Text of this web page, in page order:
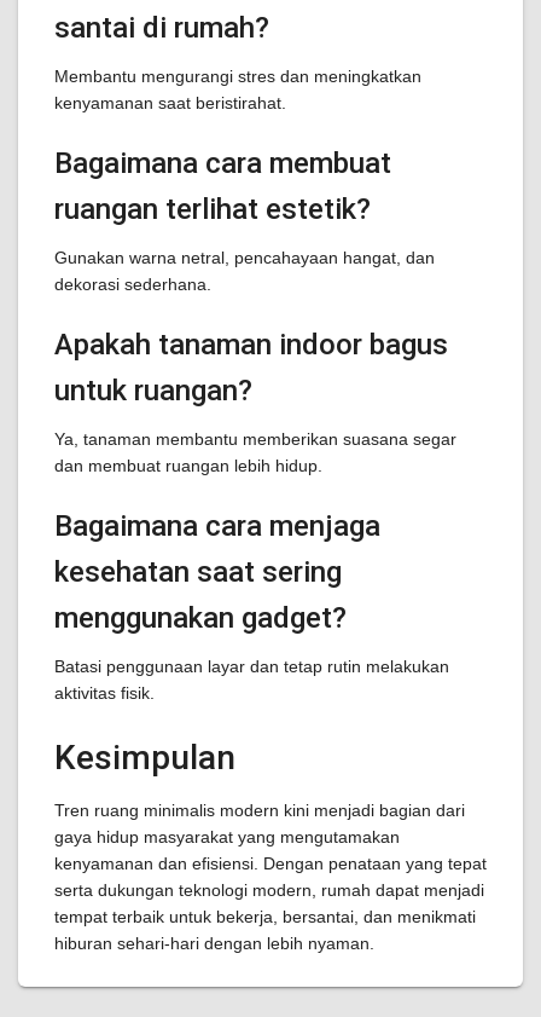
santai di rumah?
Membantu mengurangi stres dan meningkatkan
kenyamanan saat beristirahat.
Bagaimana cara membuat
ruangan terlihat estetik?
Gunakan warna netral, pencahayaan hangat, dan
dekorasi sederhana.
Apakah tanaman indoor bagus
untuk ruangan?
Ya, tanaman membantu memberikan suasana segar
dan membuat ruangan lebih hidup.
Bagaimana cara menjaga
kesehatan saat sering
menggunakan gadget?
Batasi penggunaan layar dan tetap rutin melakukan
aktivitas fisik.
Kesimpulan
Tren ruang minimalis modern kini menjadi bagian dari
gaya hidup masyarakat yang mengutamakan
kenyamanan dan efisiensi. Dengan penataan yang tepat
serta dukungan teknologi modern, rumah dapat menjadi
tempat terbaik untuk bekerja, bersantai, dan menikmati
hiburan sehari-hari dengan lebih nyaman.